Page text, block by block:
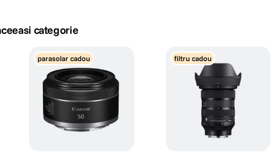
categorie
parasolar cadou filtru cadou